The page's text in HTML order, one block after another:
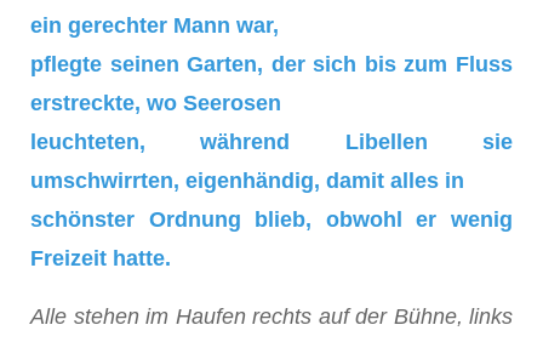
ein gerechter Mann war,
pflegte seinen Garten, der sich bis zum Fluss
erstreckte, wo Seerosen
leuchteten, während Libellen sie
umschwirrten, eigenhändig, damit alles in
schönster Ordnung blieb, obwohl er wenig
Freizeit hatte.
Alle stehen im Haufen rechts auf der Bühne, links